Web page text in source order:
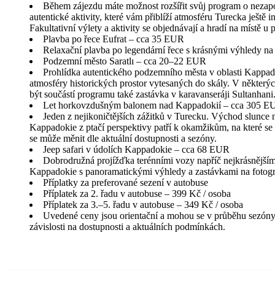
Během zájezdu máte možnost rozšířit svůj program o
autentické aktivity, které vám přiblíží atmosféru Turecka ještě
Fakultativní výlety a aktivity se objednávají a hradí na místě u
Plavba po řece Eufrat – cca 35 EUR
Relaxační plavba po legendární řece s krásnými výhledy
Podzemní město Saratlı – cca 20–22 EUR
Prohlídka autentického podzemního města v oblasti
atmosféry historických prostor vytesaných do skály. V
být součástí programu také zastávka v karavanseráji Sultanhani.
Let horkovzdušným balonem nad Kappadokií – cca 305
Jeden z nejikoničtějších zážitků v Turecku. Východ slunce
Kappadokie z ptačí perspektivy patří k okamžikům, na které se
se může měnit dle aktuální dostupnosti a sezóny.
Jeep safari v údolích Kappadokie – cca 68 EUR
Dobrodružná projížďka terénními vozy napříč
Kappadokie s panoramatickými výhledy a zastávkami na
Příplatky za preferované sezení v autobuse
Příplatek za 2. řadu v autobuse – 399 Kč / osoba
Příplatek za 3.–5. řadu v autobuse – 349 Kč / osoba
Uvedené ceny jsou orientační a mohou se v průběhu
závislosti na dostupnosti a aktuálních podmínkách.